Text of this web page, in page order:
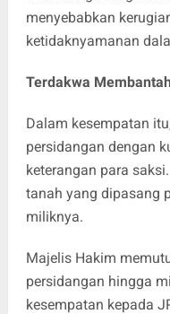
menyebabkan
ketidaknyamanan
Terdakwa
Dalam kesempatan
persidangan dengan
keterangan para
tanah yang dipasang
miliknya.
Majelis Hakim
persidangan hingga
kesempatan kepada